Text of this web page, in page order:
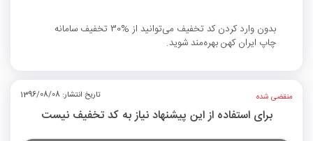
بدون وارد کردن کد تخفیف می‌توانید از %30 تخفیف سامانه
چاپ ایران کهن بهره‌مند شوید.
منقضی شده تاریخ انتشار: 1396/08/08
برای استفاده از این پیشنهاد نیاز به کد تخفیف نیست